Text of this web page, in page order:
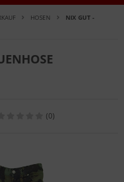
HOSEN
NIX GUT -
(0)